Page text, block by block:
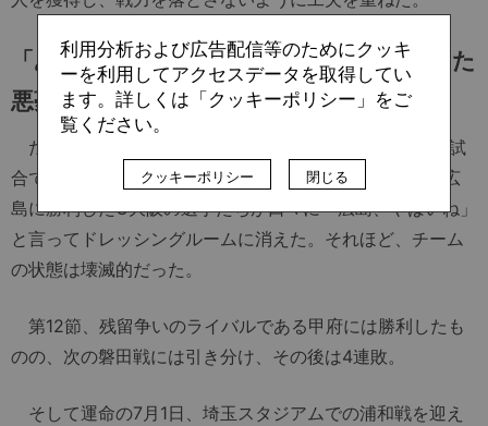
「あの時は正直もう……」2017年に経験した
悪夢
だが2017年、広島は信じがたい事態に陥った。開幕11試
合で1勝3分7敗9得点18失点。第11節試合終了後、5-2で広
島に勝利したC大阪の選手たちが口々に「広島、やばいね」
と言ってドレッシングルームに消えた。それほど、チーム
の状態は壊滅的だった。
第12節、残留争いのライバルである甲府には勝利したも
のの、次の磐田戦には引き分け、その後は4連敗。
そして運命の7月1日、埼玉スタジアムでの浦和戦を迎え
利用分析および広告配信等のためにクッキ
ーを利用してアクセスデータを取得してい
ます。詳しくは「クッキーポリシー」をご
覧ください。
クッキーポリシー 閉じる